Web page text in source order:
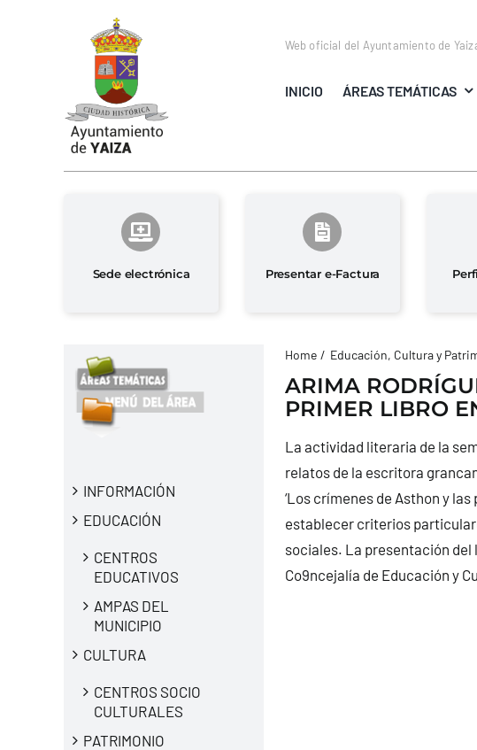
Web oficial del Ayuntamiento de
INICIO ÁREAS TEMÁTICAS
Sede electrónica Presentar e-Factura
INFORMACIÓN
EDUCACIÓN
CENTROS
EDUCATIVOS
AMPAS DEL
MUNICIPIO
CULTURA
CENTROS SOCIO
CULTURALES
PATRIMONIO
Home Educación, Cultura y
ARIMA
PRIMER LIBRO
La actividad literaria de la
relatos de la escritora
‘Los crímenes de Asthon y
establecer criterios
sociales. La presentación del
Co9ncejalía de Educación y